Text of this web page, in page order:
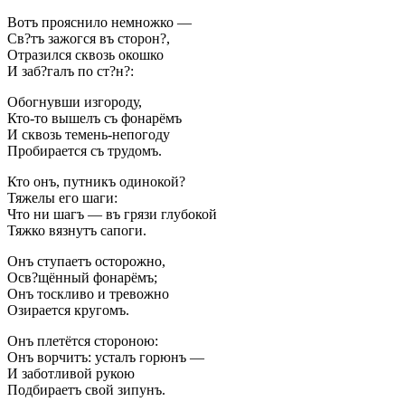
Вотъ прояснило немножко —
Св?тъ зажогся въ сторон?,
Отразился сквозь окошко
И заб?галъ по ст?н?:
Обогнувши изгороду,
Кто-то вышелъ съ фонарёмъ
И сквозь темень-непогоду
Пробирается съ трудомъ.
Кто онъ, путникъ одинокой?
Тяжелы его шаги:
Что ни шагъ — въ грязи глубокой
Тяжко вязнутъ сапоги.
Онъ ступаетъ осторожно,
Осв?щённый фонарёмъ;
Онъ тоскливо и тревожно
Озирается кругомъ.
Онъ плетётся стороною:
Онъ ворчитъ: усталъ горюнъ —
И заботливой рукою
Подбираетъ свой зипунъ.